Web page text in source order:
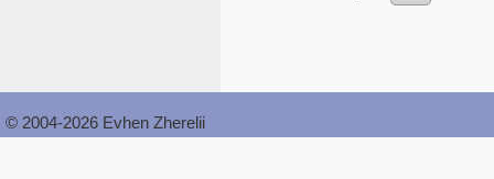
© 2004-2026 Evhen Zherelii